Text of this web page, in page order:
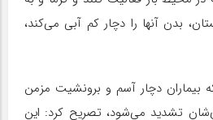
بدن آنها را دچار کم آبی می‌کند،
بیماران دچار آسم و برونشیت مزمن
تشدید می‌شود، تصریح کرد: این